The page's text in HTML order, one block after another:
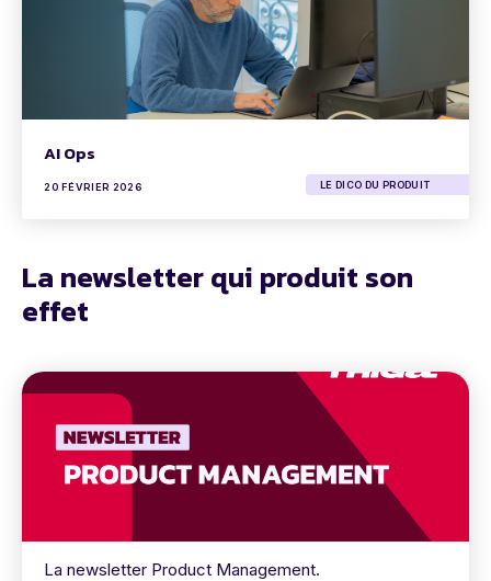
AI Ops
20 FÉVRIER 2026 LE DICO DU PRODUIT
La newsletter qui produit son
effet
La newsletter Product Management.